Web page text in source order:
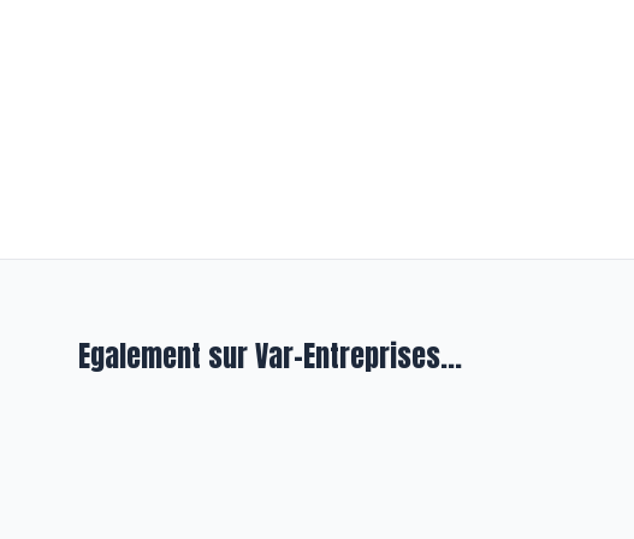
Egalement sur Var-Entreprises...